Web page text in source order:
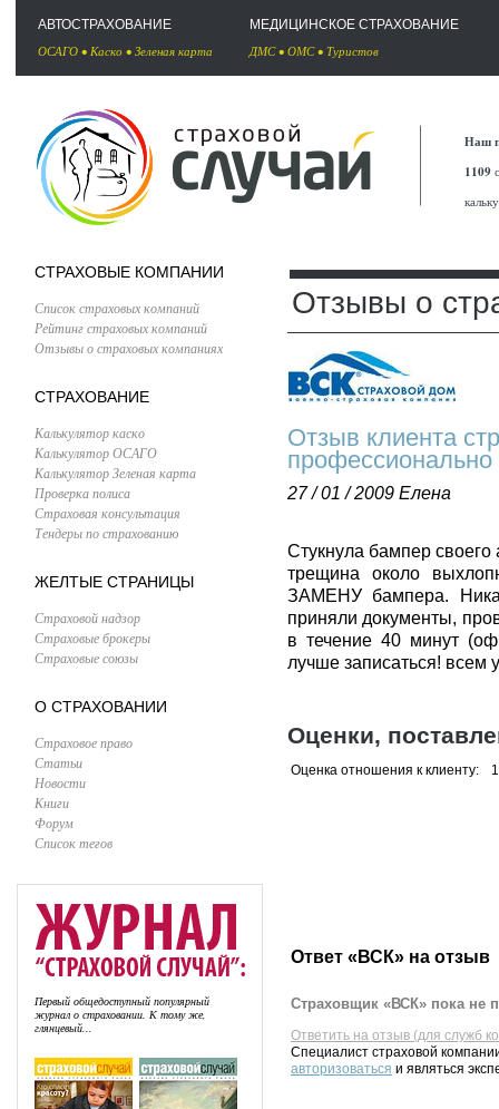
АВТОСТРАХОВАНИЕ
ОСАГО • Каско • Зеленая карта
МЕДИЦИНСКОЕ СТРАХОВАНИЕ
ДМС• ОМС• Туристов
Наш
1109
СТРАХОВЫЕ КОМПАНИИ
Список страховых компаний
Рейтинг страховых компаний
Отзывы о страховых компаниях
СТРАХОВАНИЕ
Калькулятор каско
Калькулятор ОСАГО
Калькулятор Зеленая карта
Проверка полиса
Страховая консультация
Тендеры по страхованию
ЖЕЛТЫЕ СТРАНИЦЫ
Страховой надзор
Страховые брокеры
Страховые союзы
О СТРАХОВАНИИ
Страховое право
Статьи
Новости
Книги
Форум
Список тегов
Первый общедоступный популярный
журнал о страховании. К тому же,
глянцевый...
Отзывы о
Отзыв клиента
профессионально
27 / 01 / 2009 Елена
Стукнула бампер
трещина около
ЗАМЕНУ бампера.
приняли документы,
в течение 40 минут
лучше записаться! всем
Оценки,
Оценка отношения к клиенту: 1
Ответ «ВСК» на отзыв
Страховщик «ВСК» пока не
Ответить на отзыв (для служб
Специалист страховой
авторизоваться и являться